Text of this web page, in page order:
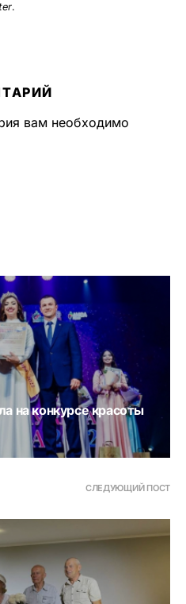
.
вам необходимо
на конкурсе красоты
СЛЕДУЮЩИЙ ПОСТ